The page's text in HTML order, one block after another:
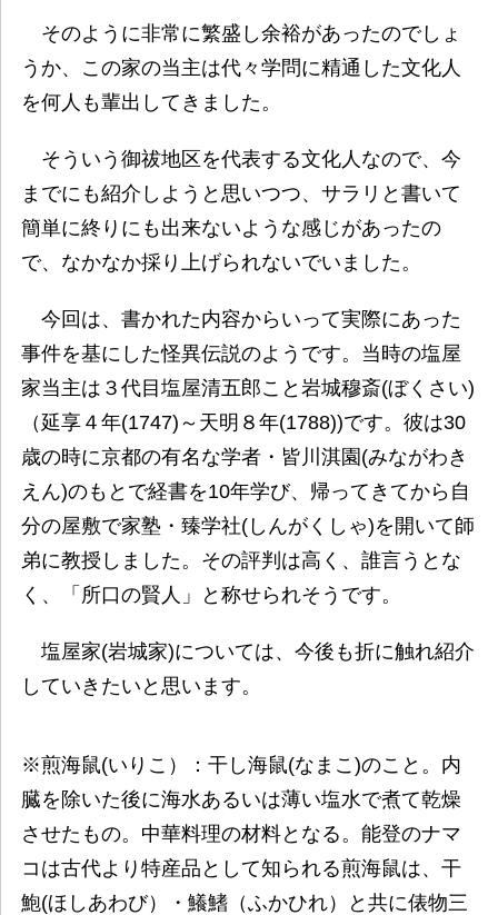
そのように非常に繁盛し余裕があったのでしょ
うか、この家の当主は代々学問に精通した文化人
を何人も輩出してきました。
そういう御祓地区を代表する文化人なので、今
までにも紹介しようと思いつつ、サラリと書いて
簡単に終りにも出来ないような感じがあったの
で、なかなか採り上げられないでいました。
今回は、書かれた内容からいって実際にあった
事件を基にした怪異伝説のようです。当時の塩屋
家当主は３代目塩屋清五郎こと岩城穆斎(ぼくさい)
（延享４年(1747)～天明８年(1788))です。彼は30
歳の時に京都の有名な学者・皆川淇園(みながわき
えん)のもとで経書を10年学び、帰ってきてから自
分の屋敷で家塾・臻学社(しんがくしゃ)を開いて師
弟に教授しました。その評判は高く、誰言うとな
く、「所口の賢人」と称せられそうです。
塩屋家(岩城家)については、今後も折に触れ紹介
していきたいと思います。
※煎海鼠(いりこ）：干し海鼠(なまこ)のこと。内
臓を除いた後に海水あるいは薄い塩水で煮て乾燥
させたもの。中華料理の材料となる。能登のナマ
コは古代より特産品として知られる煎海鼠は、干
鮑(ほしあわび）・鱶鰭（ふかひれ）と共に俵物三